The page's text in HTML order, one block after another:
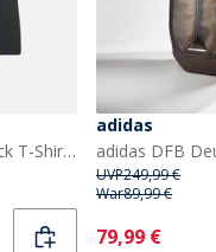
BOSS Herren 3er-Pack T-Shirts Open Blue
adidas
UVP249,99 €
War89,99 €
Current
79,99 €